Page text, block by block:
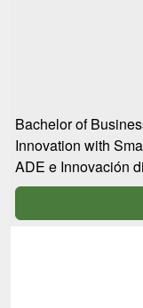
Bachelor of
Innovation with
ADE e Innovación